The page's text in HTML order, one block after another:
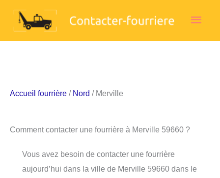
Accueil fourrière / Nord / Merville
Comment contacter une fourrière à Merville 59660 ?
Vous avez besoin de contacter une fourrière
aujourd’hui dans la ville de Merville 59660 dans le